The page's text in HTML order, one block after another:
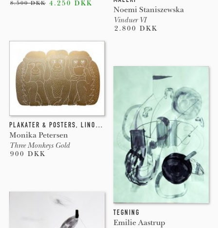
8.500 DKK 4.250 DKK
PLAKATER & POSTERS, LINOLEUMSTRYK
Monika Petersen
Three Monkeys Gold
900 DKK
Noemi Staniszewska
Vinduer VI
2.800 DKK
TEGNING
Emilie Aastrup